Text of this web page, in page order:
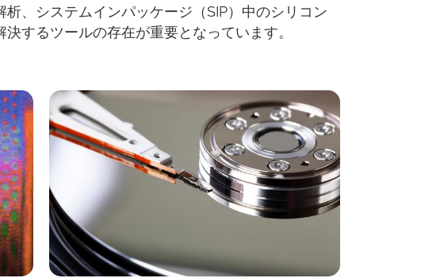
、システムインパッケージ（SIP）中のシリコン
するツールの存在が重要となっています。